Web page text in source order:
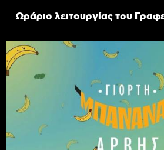
Ωράριο λειτουργίας του